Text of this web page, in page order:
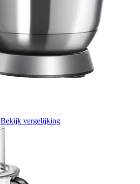
Bekijk vergelijking